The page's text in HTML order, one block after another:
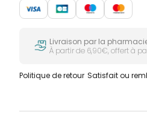
Livraison par la
À partir de 6,90€, offert à
Politique de retour Satisfait ou